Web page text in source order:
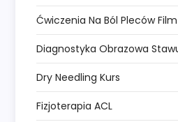
Ćwiczenia Na Ból Pleców Film
Diagnostyka Obrazowa
Dry Needling Kurs
Fizjoterapia ACL